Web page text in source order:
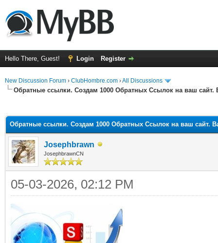
Hello There, Guest! Login Register
New Discussion Forum › ClubHombre.com ›All Discussions
Обратные ссылки. Создам 1000 Обратных Ссылок на ваш сайт.
Обратные ссылки. Создам 1000 Обратных Ссылок на ваш сайт.
Josephbrawn
JosephbrawnCN
05-03-2026, 02:12 PM